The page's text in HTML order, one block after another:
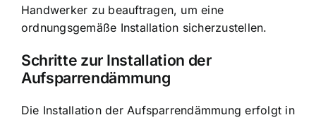
Handwerker zu beauftragen, um eine
ordnungsgemäße Installation sicherzustellen.
Schritte zur Installation der
Aufsparrendämmung
Die Installation der Aufsparrendämmung erfolgt in